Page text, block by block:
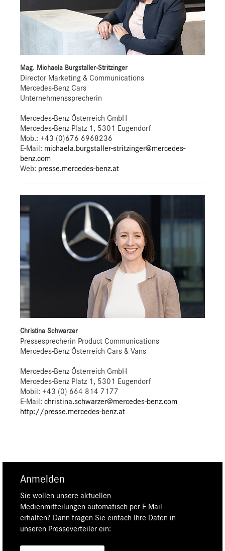
Mag. Michaela Burgstaller-Stritzinger
Director Marketing & Communications
Mercedes-Benz Cars
Unternehmenssprecherin
Mercedes-Benz Österreich GmbH
Mercedes-Benz Platz 1, 5301 Eugendorf
Mob.: +43 (0)676 6968236
E-Mail: michaela.burgstaller-stritzinger@mercedes-
benz.com
Web: presse.mercedes-benz.at
Christina Schwarzer
Pressesprecherin Product Communications
Mercedes-Benz Österreich Cars & Vans
Mercedes-Benz Österreich GmbH
Mercedes-Benz Platz 1, 5301 Eugendorf
Mobil: +43 (0) 664 814 7177
E-Mail: christina.schwarzer@mercedes-benz.com
http://presse.mercedes-benz.at
Anmelden
Sie wollen unsere aktuellen
Medienmitteilungen automatisch per E-Mail
erhalten? Dann tragen Sie einfach Ihre Daten in
unseren Presseverteiler ein: